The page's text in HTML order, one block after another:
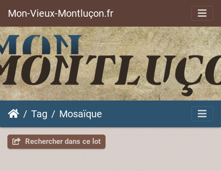
Mon-Vieux-Montluçon.fr
Tag Mosaïque
Rechercher dans ce lot